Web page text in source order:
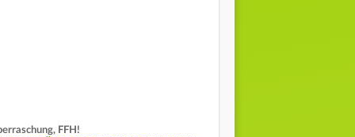
FFH!